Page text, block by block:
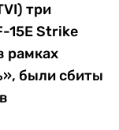
три
15E Strike
рамках
были сбиты